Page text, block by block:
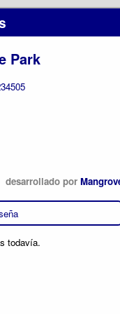
Park
desarrollado por
todavía.